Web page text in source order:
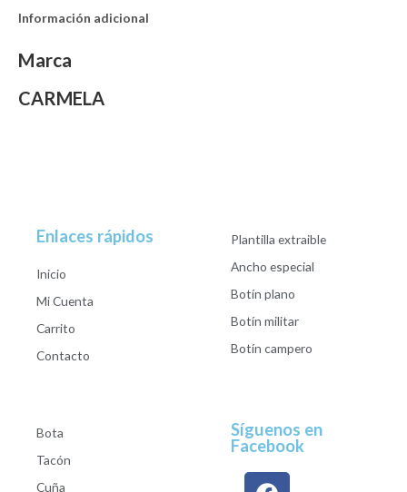
Información adicional
Marca
CARMELA
Enlaces rápidos
Inicio
Mi Cuenta
Carrito
Contacto
Plantilla extraible
Ancho especial
Botín plano
Botín militar
Botín campero
Bota
Tacón
Cuña
Síguenos en
Facebook